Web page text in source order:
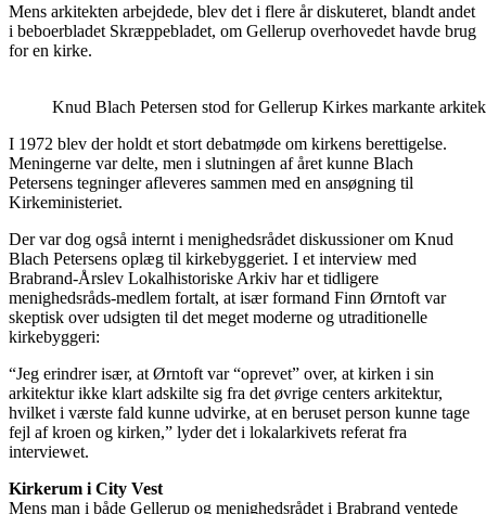
Mens arkitekten arbejdede, blev det i flere år diskuteret, blandt andet
i beboerbladet Skræppebladet, om Gellerup overhovedet havde brug
for en kirke.
Knud Blach Petersen stod for Gellerup Kirkes markante
I 1972 blev der holdt et stort debatmøde om kirkens berettigelse.
Meningerne var delte, men i slutningen af året kunne Blach
Petersens tegninger afleveres sammen med en ansøgning til
Kirkeministeriet.
Der var dog også internt i menighedsrådet diskussioner om Knud
Blach Petersens oplæg til kirkebyggeriet. I et interview med
Brabrand-Årslev Lokalhistoriske Arkiv har et tidligere
menighedsråds-medlem fortalt, at især formand Finn Ørntoft var
skeptisk over udsigten til det meget moderne og utraditionelle
kirkebyggeri:
“Jeg erindrer især, at Ørntoft var “oprevet” over, at kirken i sin
arkitektur ikke klart adskilte sig fra det øvrige centers arkitektur,
hvilket i værste fald kunne udvirke, at en beruset person kunne tage
fejl af kroen og kirken,” lyder det i lokalarkivets referat fra
interviewet.
Kirkerum i City Vest
Mens man i både Gellerup og menighedsrådet i Brabrand ventede